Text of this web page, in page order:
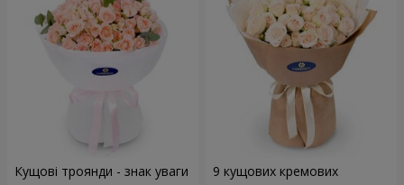
Кущові троянди - знак уваги 9 кущових кремових